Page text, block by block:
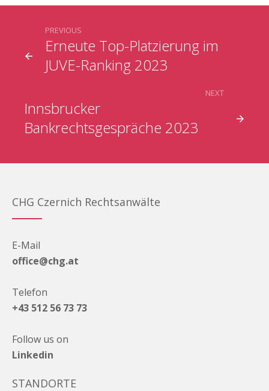
Erneute Top-Platzierung im
JUVE-Ranking 2023
PREVIOUS
Innsbrucker
Bankrechtsgespräche 2023
NEXT
CHG Czernich Rechtsanwälte
E-Mail
office@chg.at
Telefon
+43 512 56 73 73
Follow us on
Linkedin
STANDORTE